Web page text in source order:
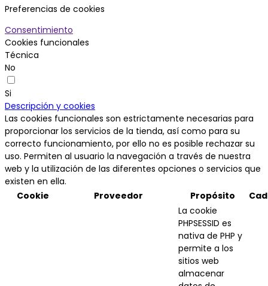
Preferencias de cookies
Consentimiento
Cookies funcionales
Técnica
No
Si
Descripción y cookies
Las cookies funcionales son estrictamente necesarias para
proporcionar los servicios de la tienda, así como para su
correcto funcionamiento, por ello no es posible rechazar su
uso. Permiten al usuario la navegación a través de nuestra
web y la utilización de las diferentes opciones o servicios que
existen en ella.
Cookie
Proveedor Propósito
La cookie
PHPSESSID es
nativa de PHP y
permite a los
sitios web
almacenar